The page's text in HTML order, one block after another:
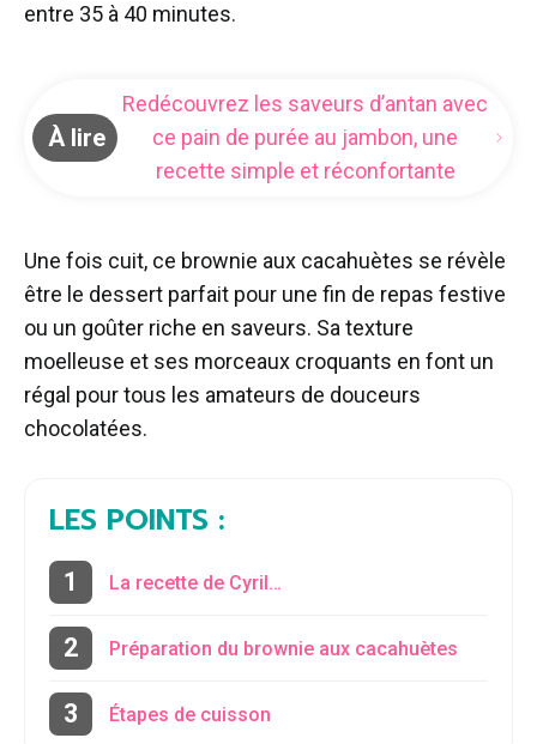
entre 35 à 40 minutes.
À lire
Redécouvrez les saveurs d’antan avec
ce pain de purée au jambon, une
recette simple et réconfortante
Une fois cuit, ce brownie aux cacahuètes se révèle
être le dessert parfait pour une fin de repas festive
ou un goûter riche en saveurs. Sa texture
moelleuse et ses morceaux croquants en font un
régal pour tous les amateurs de douceurs
chocolatées.
LES POINTS :
La recette de Cyril…
Préparation du brownie aux cacahuètes
Étapes de cuisson